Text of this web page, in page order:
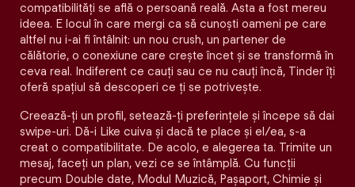
compatibilităţi se află o persoană reală. Asta a fost mereu
ideea. E locul în care mergi ca să cunoști oameni pe care
altfel nu i-ai fi întâlnit: un nou crush, un partener de
călătorie, o conexiune care crește încet și se transformă în
ceva real. Indiferent ce cauți sau ce nu cauți încă, Tinder îți
oferă spațiul să descoperi ce ți se potrivește.
Creează-ți un profil, setează-ți preferințele și începe să dai
swipe-uri. Dă-i Like cuiva și dacă te place și el/ea, s-a
creat o compatibilitate. De acolo, e alegerea ta. Trimite un
mesaj, faceți un plan, vezi ce se întâmplă. Cu funcții
precum Double date, Modul Muzică, Pașaport, Chimie și